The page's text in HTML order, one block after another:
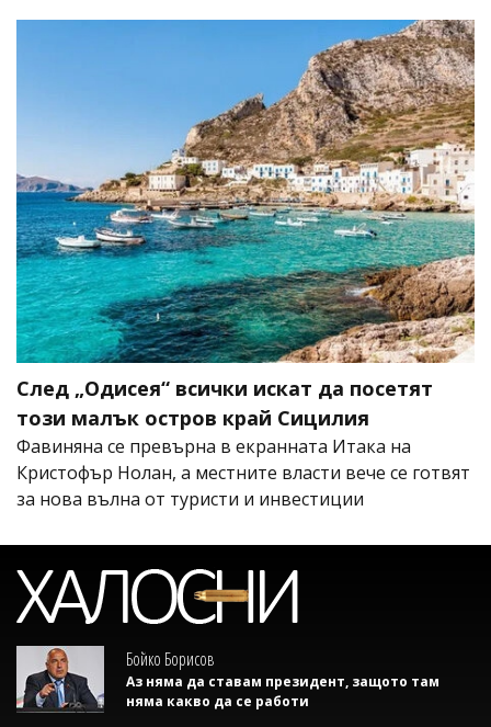
След „Одисея“ всички искат да посетят
този малък остров край Сицилия
Фавиняна се превърна в екранната Итака на
Кристофър Нолан, а местните власти вече се готвят
за нова вълна от туристи и инвестиции
Бойко Борисов
Аз няма да ставам президент, защото там
няма какво да се работи